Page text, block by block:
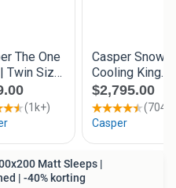
Matt Sleeps |
| -40% korting